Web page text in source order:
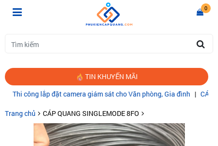
0
TIN KHUYẾN MÃI
lắp đặt camera giám sát cho Văn phòng, Gia đình| CÁP
Trang chủ CÁP QUANG SINGLEMODE 8FO